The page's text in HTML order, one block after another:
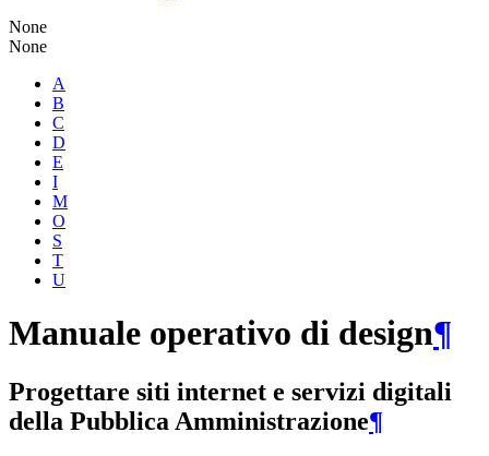
None
None
A
B
C
D
E
I
M
O
S
T
U
Manuale operativo di design¶
Progettare siti internet e servizi digitali
della Pubblica Amministrazione¶